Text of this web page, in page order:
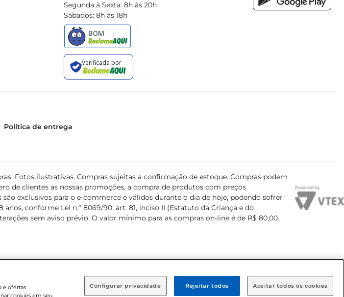
Segunda à Sexta: 8h às 20h
Sábados: 8h às 18h
Política de entrega
Fotos ilustrativas. Compras sujeitas a confirmação de estoque. Compras podem
de clientes as nossas promoções, a compra de produtos com preços
exclusivos para o e-commerce e válidos durante o dia de hoje, podendo sofrer
conforme Lei n.º 8069/90, art. 81, inciso II (Estatuto da Criança e do
sem aviso prévio. O valor mínimo para as compras on-line é de R$ 80,00.
e ofertas
cookies em seu
Configurar privacidade Rejeitar todos Aceitar todos os cookies